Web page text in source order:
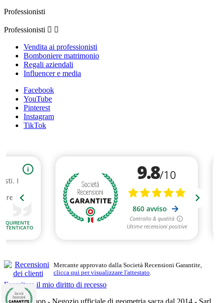
Professionisti
Professionisti  
Vendita ai professionisti
Bomboniere matrimonio
Regali aziendali
Influencer e media
Facebook
YouTube
Pinterest
Instagram
TikTok
Mercante approvato dalla Società Recensioni Garantite,
clicca qui per visualizzare l'attestato.
Esercitare il mio diritto di recesso